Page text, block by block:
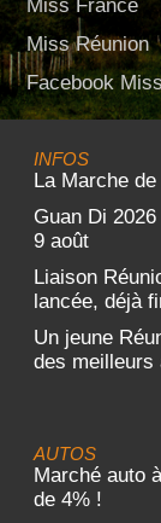
Miss France
Miss Réunion
Facebook
INFOS
La Marche
Guan Di
9 août
Liaison
lancée, déjà
Un jeune
des meilleurs
AUTOS
Marché auto
de 4% !